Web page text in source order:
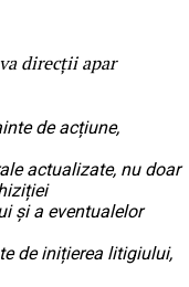
direcții apar
de acțiune,
actualizate, nu doar
și a eventualelor
de inițierea litigiului,